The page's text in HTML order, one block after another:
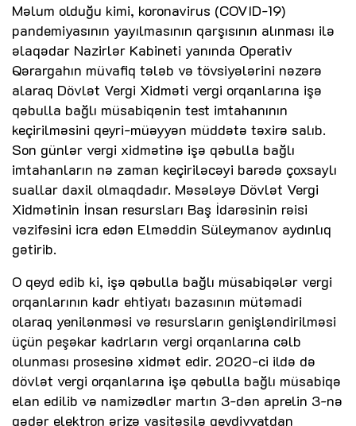
Məlum olduğu kimi, koronavirus (COVID-19)
pandemiyasının yayılmasının qarşısının alınması ilə
əlaqədar Nazirlər Kabineti yanında Operativ
Qərargahın müvafiq tələb və tövsiyələrini nəzərə
alaraq Dövlət Vergi Xidməti vergi orqanlarına işə
qəbulla bağlı müsabiqənin test imtahanının
keçirilməsini qeyri-müəyyən müddətə təxirə salıb.
Son günlər vergi xidmətinə işə qəbulla bağlı
imtahanların nə zaman keçiriləcəyi barədə çoxsaylı
suallar daxil olmaqdadır. Məsələyə Dövlət Vergi
Xidmətinin İnsan resursları Baş İdarəsinin rəisi
vəzifəsini icra edən Elməddin Süleymanov aydınlıq
gətirib.
O qeyd edib ki, işə qəbulla bağlı müsabiqələr vergi
orqanlarının kadr ehtiyatı bazasının mütəmadi
olaraq yenilənməsi və resursların genişləndirilməsi
üçün peşəkar kadrların vergi orqanlarına cəlb
olunması prosesinə xidmət edir. 2020-ci ildə də
dövlət vergi orqanlarına işə qəbulla bağlı müsabiqə
elan edilib və namizədlər martın 3-dən aprelin 3-nə
qədər elektron ərizə vasitəsilə qeydiyyatdan